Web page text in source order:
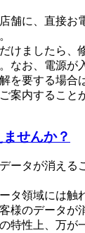
舗に、直接お
けましたら、
なお、電源が
を要する場合
案内すること
せんか？
ータが消える
タ領域には触
様のデータが
特性上、万が